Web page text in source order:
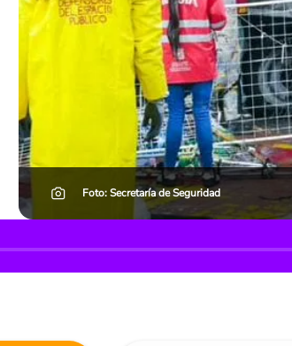
Foto: Secretaría de Seguridad